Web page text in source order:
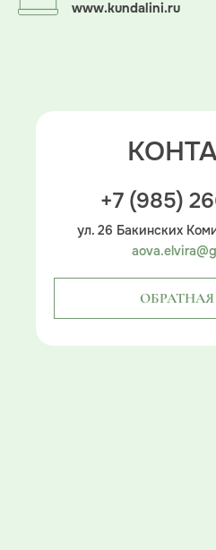
www.kundalini.ru
+7 (985)
ул. 26 Бакинских